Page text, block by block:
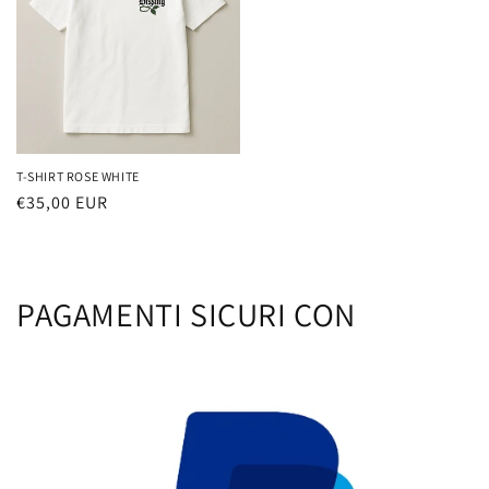
T-SHIRT ROSE WHITE
Prezzo
€35,00 EUR
PAGAMENTI SICURI CON